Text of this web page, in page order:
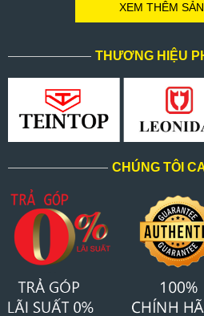
XEM THÊM
THƯƠNG HIỆU
CHÚNG TÔI